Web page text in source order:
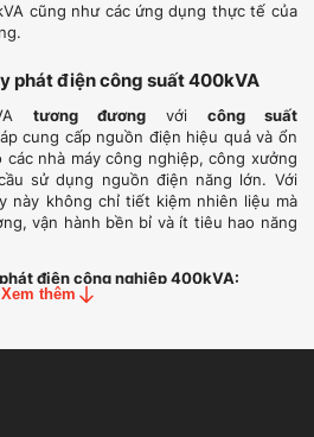
cũng như các ứng dụng thực tế của
phát điện công suất 400kVA
tương đươngvới công suất
cung cấp nguồn điện hiệu quả và ổn
nhà máy công nghiệp, công xưởng
sử dụng nguồn điện năng lớn. Với
này không chỉ tiết kiệm nhiên liệu mà
vận hành bền bỉ và ít tiêu hao năng
điện công nghiệp 400kVA:
ra 220/380V (ba pha) với tần số 50Hz
Xem thêm